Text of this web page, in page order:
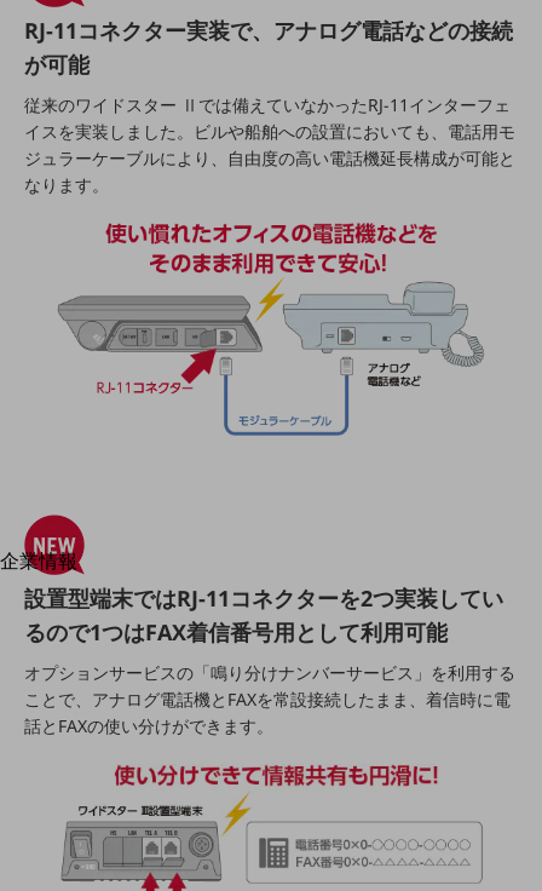
運輸業
建設業
地域産業
その他の業界はこちら
ゲーム感覚で見つける
ビジネスお悩み診断
NTTドコモビジネス
オンラインショップ
相談・申し込みができるバーチャルショップ
法人向けモバイルトップ
はじめての方へ
サービス・商品を探す
新規会員登録/ログインはこちら
100回線以上のお問い合わせ・お見積りはこちら
別ウィンドウで開きます
企業情報
企業情報TOP
会社案内
会社案内TOP
組織
沿革
社長からのご挨拶
グループ会社
RJ-11コネクター実装で、アナログ電話などの接続
が可能
従来のワイドスター Ⅱでは備えていなかったRJ-11インターフェ
イスを実装しました。ビルや船舶への設置においても、電話用モ
ジュラーケーブルにより、自由度の高い電話機延長構成が可能と
なります。
設置型端末ではRJ-11コネクターを2つ実装してい
るので1つはFAX着信番号用として利用可能
オプションサービスの「鳴り分けナンバーサービス」を利用する
ことで、アナログ電話機とFAXを常設接続したまま、着信時に電
話とFAXの使い分けができます。